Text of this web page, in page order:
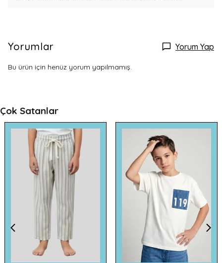
Yorumlar Yorum Yap
Bu ürün için henüz yorum yapılmamış.
Çok Satanlar